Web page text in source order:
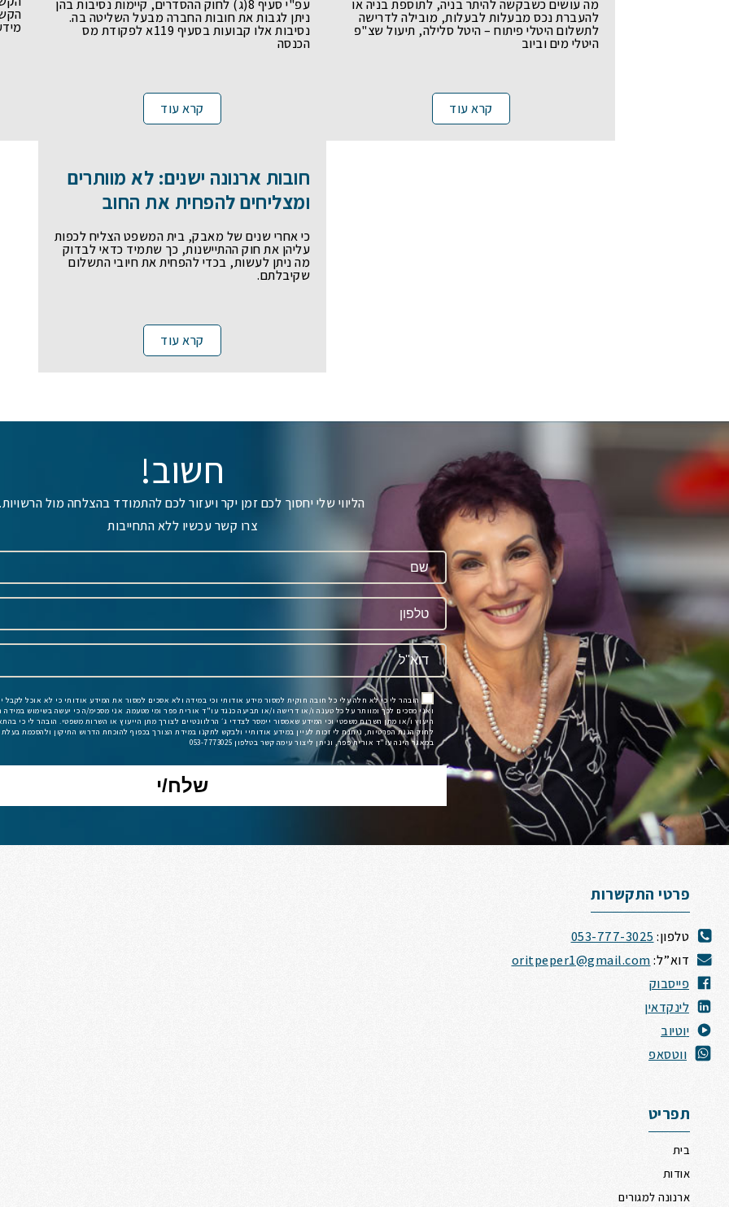
פטור בטענת "איני מחזיק"
הפנים
תיאורי מקרה – ארנונה למגורים
ושיהוי
הפחתות היטלי פיתוח
תיאורי מקרה – היטלי פיתוח
בדיקת הצעת יריבות שהוגשו למכרז
בקשות להבהרות ולשינוי תנאי סף של
מכרזים (טרם הגשת ההצעה)
משרד הפנים
מה עושים כשבקשה להיתר בניה, לתוספת בניה או
להעברת נכס מבעלות לבעלות, מובילה לדרישה
לתשלום היטלי פיתוח – היטל סלילה, תיעול שצ"פ
היטלי מים וביוב
קרא עוד
עפ"י סעיף 8(ג) לחוק ההסדרים, קיימות נסיבות בהן
ניתן לגבות את חובות החברה מבעל השליטה בה.
נסיבות אלו קבועות בסעיף 119א לפקודת מס
הכנסה
קרא עוד
חובות ארנונה ישנים: לא מוותרים
ומצליחים להפחית את החוב
כי אחרי שנים של מאבק, בית המשפט הצליח לכפות
עליהן את חוק ההתיישנות, כך שתמיד כדאי לבדוק
מה ניתן לעשות, בכדי להפחית את חיובי התשלום
שקיבלתם.
קרא עוד
חשוב!
הליווי שלי יחסוך לכם זמן יקר ויעזור לכם להתמודד בהצלחה מול הרשויות.
צרו קשר עכשיו ללא התחייבות
הובהר לי כי לא חלה עלי כל חובה חוקית למסור מידע אודותי וכי במידה ולא אסכים למסור את המידע אודותי כי לא אוכל לקבל
ואני מסכים לכך ומוותר על כל טענה ו/או דרישה ו/או תביעה כנגד עו"ד אורית פפר ומי מטעמה. אני מסכימ/ה כי יעשה בשימוש במידה
לחוק הגנת הפרטיות, ניתנת לי זכות לעיין במידע אודותיי ולבקש לתקנו במידת הצורך בכפוף להוכחת הדרוש התיקון ולהסכמת
במאגר הינה עו"ד אורית פפר, וניתן ליצור עימה קשר בטלפון 053-7773025
פרטי התקשרות
טלפון:053-777-3025
דוא”ל:oritpeper1@gmail.com
פייסבוק
לינקדאין
יוטיוב
ווטסאפ
תפריט
בית
אודות
ארנונה למגורים